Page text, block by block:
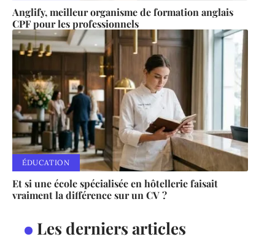
Anglify, meilleur organisme de formation anglais
CPF pour les professionnels
ÉDUCATION
Et si une école spécialisée en hôtellerie faisait
vraiment la différence sur un CV ?
Les derniers articles